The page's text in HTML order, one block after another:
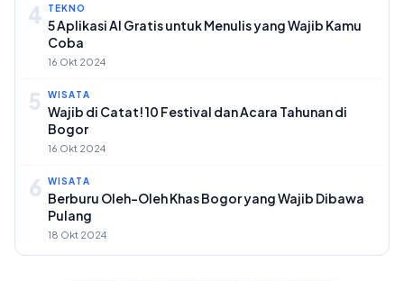
4 TEKNO
5 Aplikasi AI Gratis untuk Menulis yang Wajib Kamu
Coba
16 Okt 2024
5 WISATA
Wajib di Catat! 10 Festival dan Acara Tahunan di
Bogor
16 Okt 2024
6 WISATA
Berburu Oleh-Oleh Khas Bogor yang Wajib Dibawa
Pulang
18 Okt 2024